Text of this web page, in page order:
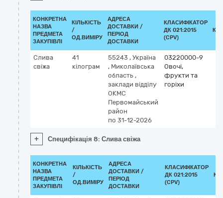
КОНКРЕТНА
НАЗВА
ПРЕДМЕТА
ЗАКУПІВЛІ
КІЛЬКІСТЬ
/
ОД.ВИМІРУ
АДРЕСА
ДОСТАВКИ /
ПЕРІОД
ДОСТАВКИ
КЛАСИФІКАТОР
ДК 021:2015
(CPV)
Слива
свіжа
41
кілограм
55243 , Україна
, Миколаївська
область ,
заклади відділу
ОКМС
Первомайський
район
по 31-12-2026
03220000-9
Овочі,
фрукти та
горіхи
+ Специфікація 8: Слива свіжа
КОНКРЕТНА
НАЗВА
ПРЕДМЕТА
ЗАКУПІВЛІ
КІЛЬКІСТЬ
/
ОД.ВИМІРУ
АДРЕСА
ДОСТАВКИ /
ПЕРІОД
ДОСТАВКИ
КЛАСИФІКАТОР
ДК 021:2015
(CPV)